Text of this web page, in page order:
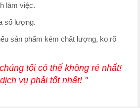
làm việc.
số lượng.
sản phẩm kém chất lượng, ko rõ
tôi có thể không rẻ nhất!
vụ phải tốt nhất! "